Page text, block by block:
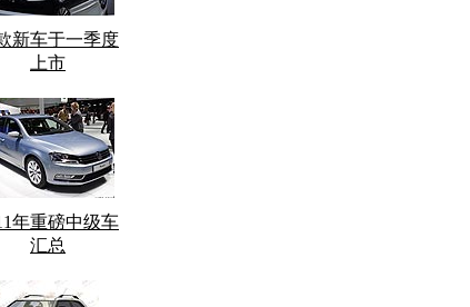
新车于一季度
上市
年重磅中级车
汇总